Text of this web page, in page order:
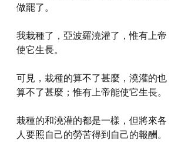
做罷了。
我栽種了，亞波羅澆灌了，惟有上帝
使它生長。
可見，栽種的算不了甚麼，澆灌的也
算不了甚麼；惟有上帝能使它生長。
栽種的和澆灌的都是一樣，但將來各
人要照自己的勞苦得到自己的報酬。